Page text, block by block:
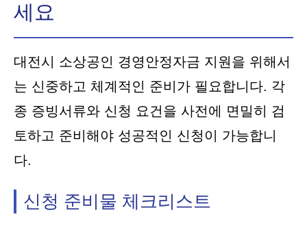
세요
대전시 소상공인 경영안정자금 지원을 위해서
는 신중하고 체계적인 준비가 필요합니다. 각
종 증빙서류와 신청 요건을 사전에 면밀히 검
토하고 준비해야 성공적인 신청이 가능합니
다.
신청 준비물 체크리스트